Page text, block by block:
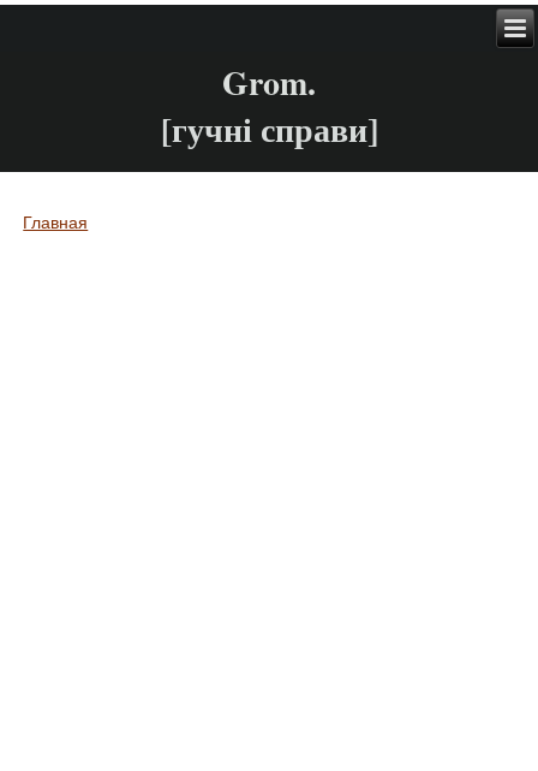
Grom.
[гучні справи]
Вы здесь
Главная